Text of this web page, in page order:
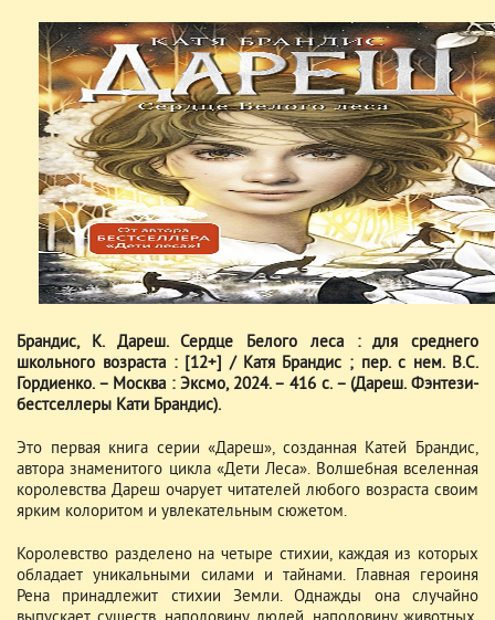
Брандис, К. Дареш. Сердце Белого леса : для среднего
школьного возраста : [12+] / Катя Брандис ; пер. с нем. В.С.
Гордиенко. – Москва : Эксмо, 2024. – 416 с. – (Дареш. Фэнтези-
бестселлеры Кати Брандис).
Это первая книга серии «Дареш», созданная Катей Брандис,
автора знаменитого цикла «Дети Леса». Волшебная вселенная
королевства Дареш очарует читателей любого возраста своим
ярким колоритом и увлекательным сюжетом.
Королевство разделено на четыре стихии, каждая из которых
обладает уникальными силами и тайнами. Главная героиня
Рена принадлежит стихии Земли. Однажды она случайно